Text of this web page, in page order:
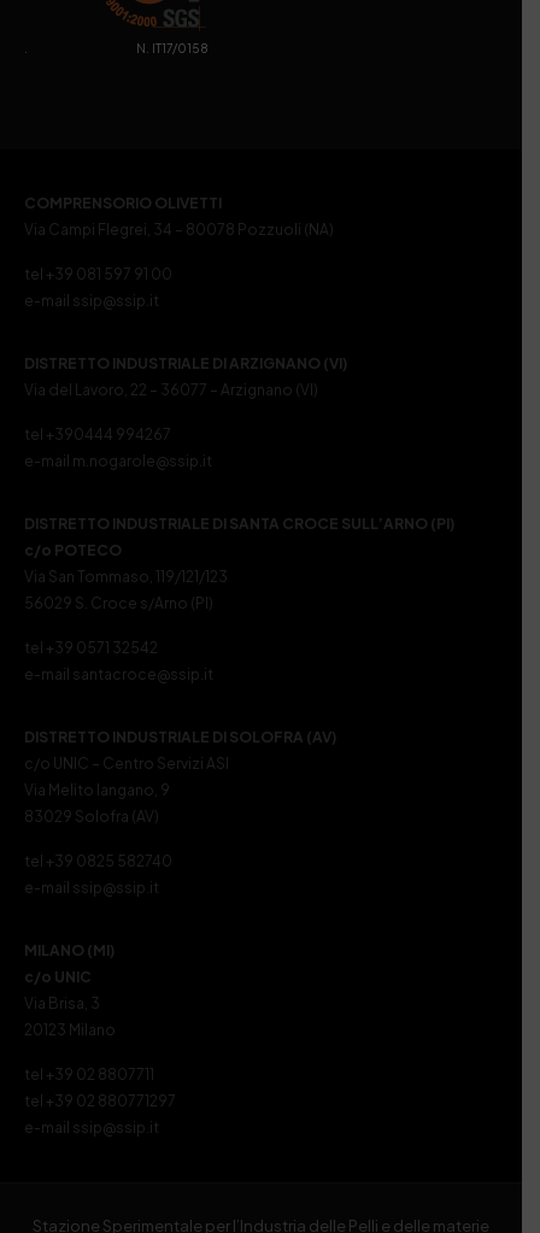
. N. IT17/0158
COMPRENSORIO OLIVETTI
Via Campi Flegrei, 34 – 80078 Pozzuoli (NA)
tel +39 081 597 91 00
e-mail ssip@ssip.it
DISTRETTO INDUSTRIALE DI ARZIGNANO (VI)
Via del Lavoro, 22 – 36077 – Arzignano (VI)
tel +390444 994267
e-mail m.nogarole@ssip.it
DISTRETTO INDUSTRIALE DI SANTA CROCE SULL’ARNO (PI)
c/o POTECO
Via San Tommaso, 119/121/123
56029 S. Croce s/Arno (PI)
tel +39 0571 32542
e-mail santacroce@ssip.it
DISTRETTO INDUSTRIALE DI SOLOFRA (AV)
c/o UNIC – Centro Servizi ASI
Via Melito Iangano, 9
83029 Solofra (AV)
tel +39 0825 582740
e-mail ssip@ssip.it
MILANO (MI)
c/o UNIC
Via Brisa, 3
20123 Milano
tel +39 02 8807711
tel +39 02 880771297
e-mail ssip@ssip.it
Stazione Sperimentale per l’Industria delle Pelli e delle materie